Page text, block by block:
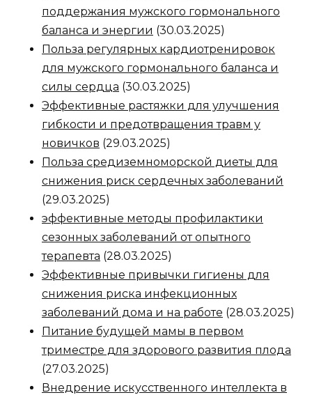
поддержания мужского гормонального
баланса и энергии (30.03.2025)
Польза регулярных кардиотренировок
для мужского гормонального баланса и
силы сердца (30.03.2025)
Эффективные растяжки для улучшения
гибкости и предотвращения травм у
новичков (29.03.2025)
Польза средиземноморской диеты для
снижения риск сердечных заболеваний
(29.03.2025)
эффективные методы профилактики
сезонных заболеваний от опытного
терапевта (28.03.2025)
Эффективные привычки гигиены для
снижения риска инфекционных
заболеваний дома и на работе (28.03.2025)
Питание будущей мамы в первом
триместре для здорового развития плода
(27.03.2025)
Внедрение искусственного интеллекта в